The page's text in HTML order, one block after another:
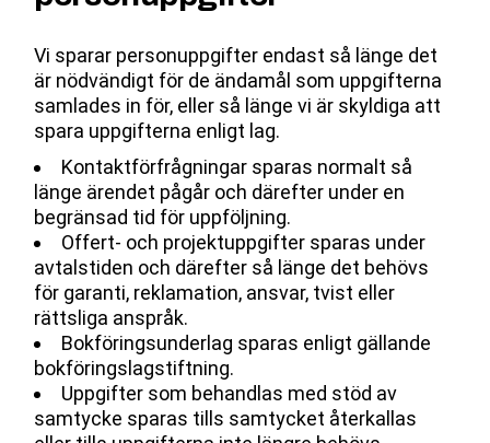
Vi sparar personuppgifter endast så länge det
är nödvändigt för de ändamål som uppgifterna
samlades in för, eller så länge vi är skyldiga att
spara uppgifterna enligt lag.
Kontaktförfrågningar sparas normalt så
länge ärendet pågår och därefter under en
begränsad tid för uppföljning.
Offert- och projektuppgifter sparas under
avtalstiden och därefter så länge det behövs
för garanti, reklamation, ansvar, tvist eller
rättsliga anspråk.
Bokföringsunderlag sparas enligt gällande
bokföringslagstiftning.
Uppgifter som behandlas med stöd av
samtycke sparas tills samtycket återkallas